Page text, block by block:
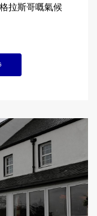
拉斯哥嘅氣候